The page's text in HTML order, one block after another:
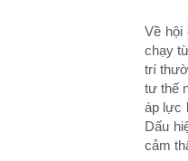
Về hội
chạy
trí
tư thế
áp lực
Dấu
cảm